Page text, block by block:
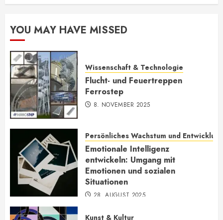
YOU MAY HAVE MISSED
Wissenschaft & Technologie
Flucht- und Feuertreppen
Ferrostep
8. NOVEMBER 2025
Persönliches Wachstum und Entwicklung
Emotionale Intelligenz
entwickeln: Umgang mit
Emotionen und sozialen
Situationen
28. AUGUST 2025
Kunst & Kultur